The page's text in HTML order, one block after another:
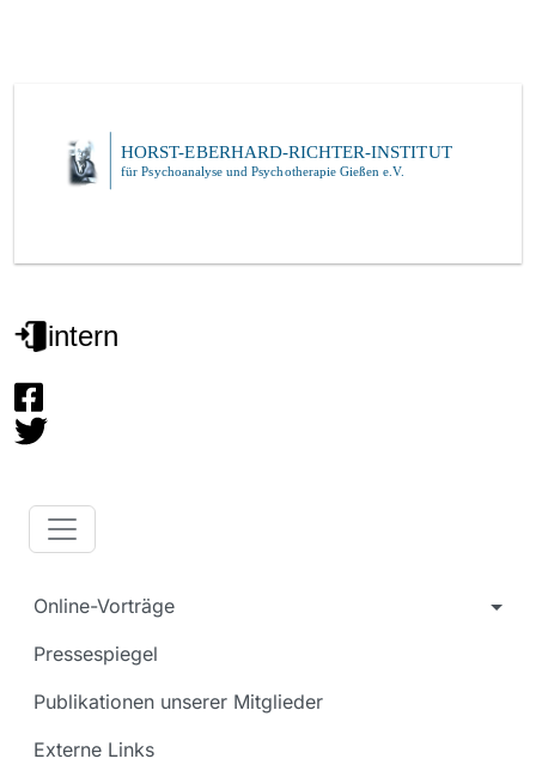
Online-Vorträge
Pressespiegel
Publikationen unserer Mitglieder
Externe Links